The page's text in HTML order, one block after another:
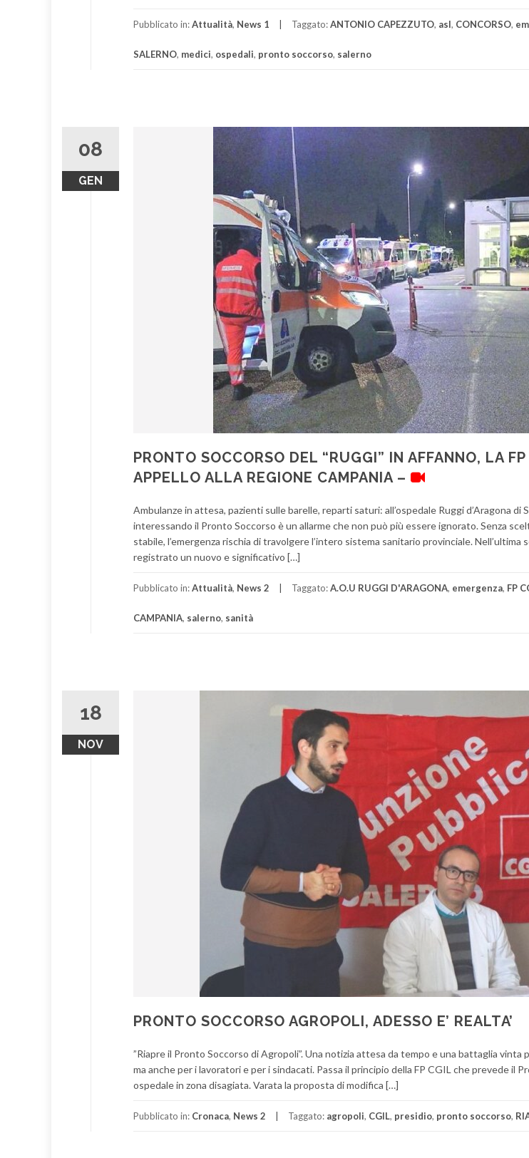
Pubblicato in:Attualità, News 1 Taggato:ANTONIO CAPEZZUTO, asl, CONCORSO,
SALERNO, medici, ospedali, pronto soccorso, salerno
08
GEN
PRONTO SOCCORSO DEL “RUGGI” IN AFFANNO, LA
APPELLO ALLA REGIONE CAMPANIA –
Ambulanze in attesa, pazienti sulle barelle, reparti saturi: all’ospedale Ruggi d’Aragona di
interessando il Pronto Soccorso è un allarme che non può più essere ignorato. Senza
stabile, l’emergenza rischia di travolgere l’intero sistema sanitario provinciale. Nell’ultima
registrato un nuovo e significativo […]
Pubblicato in:Attualità, News 2 Taggato:A.O.U RUGGI D'ARAGONA, emergenza, FP
CAMPANIA, salerno, sanità
18
NOV
PRONTO SOCCORSO AGROPOLI, ADESSO E’ REALTA’
”Riapre il Pronto Soccorso di Agropoli”. Una notizia attesa da tempo e una battaglia vinta
ma anche per i lavoratori e per i sindacati. Passa il principio della FP CGIL che prevede il
ospedale in zona disagiata. Varata la proposta di modifica […]
Pubblicato in: Cronaca, News 2 Taggato: agropoli, CGIL, presidio, pronto soccorso,